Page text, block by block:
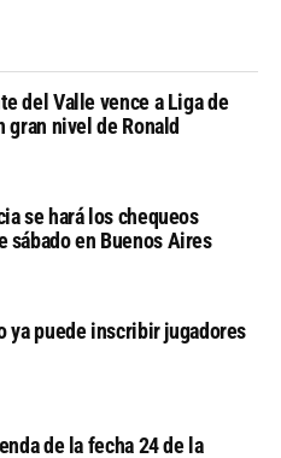
del Valle vence a Liga de
gran nivel de Ronald
se hará los chequeos
sábado en Buenos Aires
ya puede inscribir jugadores
de la fecha 24 de la